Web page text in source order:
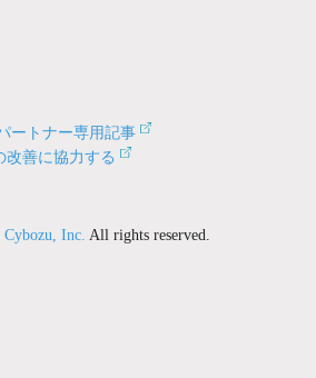
ートナー専用記事
改善に協力する
Cybozu, Inc. All rights reserved.